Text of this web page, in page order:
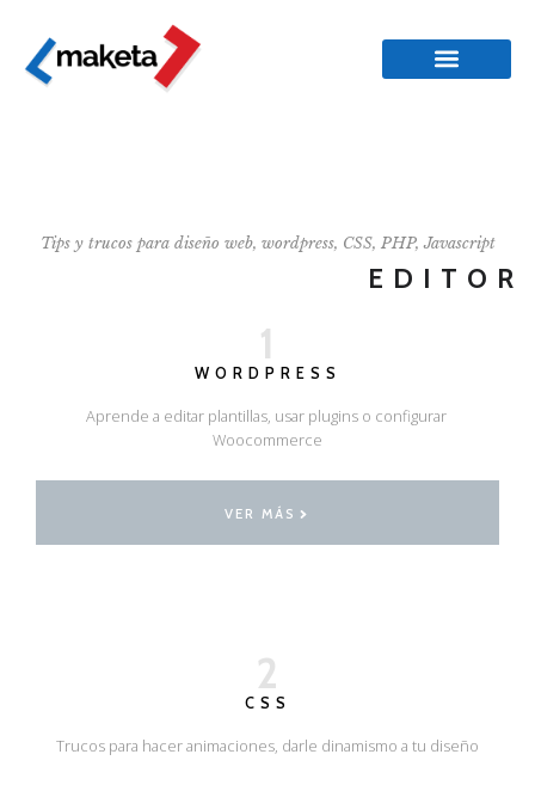
Tips y trucos para diseño web, wordpress, CSS, PHP, Javascript
EDITOR
1
WORDPRESS
Aprende a editar plantillas, usar plugins o configurar
Woocommerce
VER MÁS
2
CSS
Trucos para hacer animaciones, darle dinamismo a tu diseño